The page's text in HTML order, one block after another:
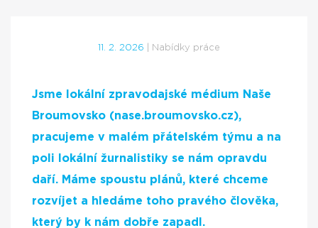
11. 2. 2026 | Nabídky práce
Jsme lokální zpravodajské médium Naše
Broumovsko (nase.broumovsko.cz),
pracujeme v malém přátelském týmu a na
poli lokální žurnalistiky se nám opravdu
daří. Máme spoustu plánů, které chceme
rozvíjet a hledáme toho pravého člověka,
který by k nám dobře zapadl.